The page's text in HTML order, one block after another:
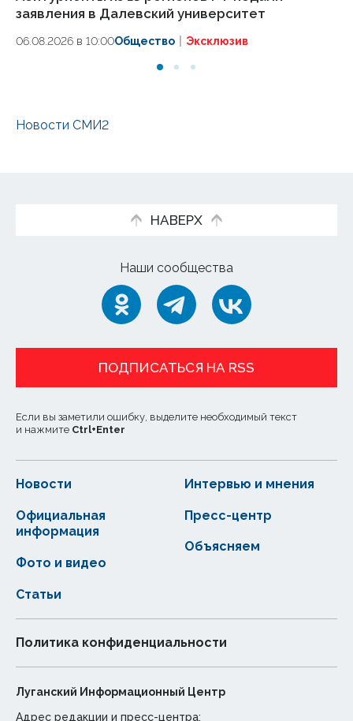
заявления в Далевский университет
06.08.2026 в 10:00Общество Эксклюзив
Новости СМИ2
НАВЕРХ
Наши сообщества
ПОДПИСАТЬСЯ НА RSS
Если вы заметили ошибку, выделите необходимый текст
и нажмите Ctrl+Enter
Новости
Статьи
Официальная
информация
Интервью и мнения
Фото и видео
Пресс-центр
Объясняем
Политика конфиденциальности
Луганский Информационный Центр
Адрес редакции и пресс-центра: